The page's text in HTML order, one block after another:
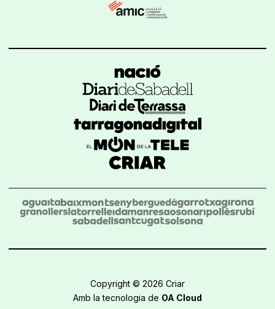
Copyright © 2026 Criar
Amb la tecnologia de OA Cloud